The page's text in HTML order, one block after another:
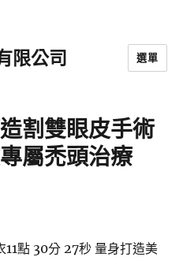
限公司 選單
割雙眼皮手術
屬禿頭治療
11點 30分 27秒 量身打造美